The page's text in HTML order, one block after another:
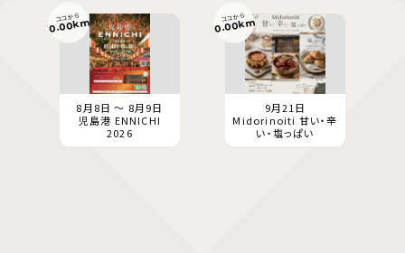
8月8日 ～ 8月9日
児島港 ENNICHI
2026
ココから
0.00km
9月21日
Midorinoiti 甘い・辛
い・塩っぱい
ココから
0.00km